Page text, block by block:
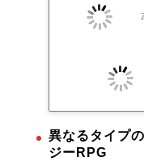
異なるタイプ
ジーRPG